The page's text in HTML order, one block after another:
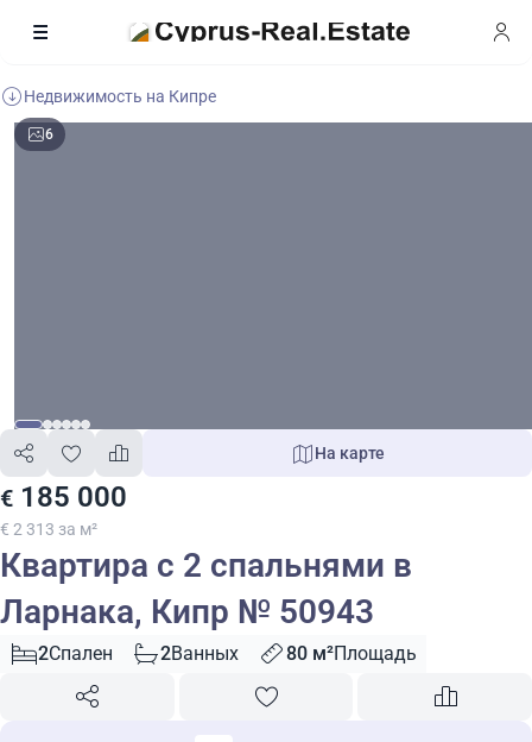
Недвижимость на Кипре
6
€ 185 000
€ 2 313 за м²
На карте
Квартира с 2 спальнями в
Ларнака, Кипр № 50943
2Спален 2Ванных 80 м²Площадь